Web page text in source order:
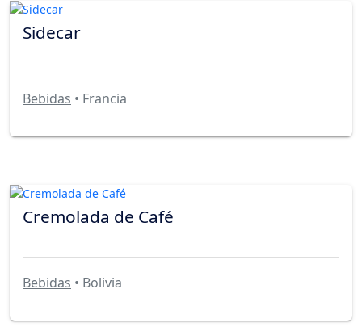
Sidecar
Bebidas • Francia
Cremolada de Café
Bebidas • Bolivia